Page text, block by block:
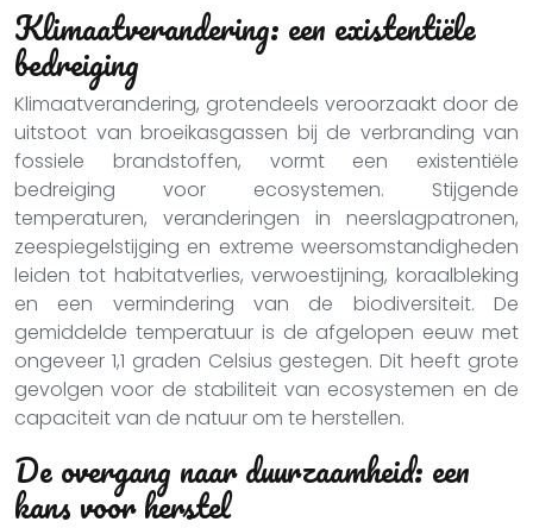
Klimaatverandering: een existentiële
bedreiging
Klimaatverandering, grotendeels veroorzaakt door de
uitstoot van broeikasgassen bij de verbranding van
fossiele brandstoffen, vormt een existentiële
bedreiging voor ecosystemen. Stijgende
temperaturen, veranderingen in neerslagpatronen,
zeespiegelstijging en extreme weersomstandigheden
leiden tot habitatverlies, verwoestijning, koraalbleking
en een vermindering van de biodiversiteit. De
gemiddelde temperatuur is de afgelopen eeuw met
ongeveer 1,1 graden Celsius gestegen. Dit heeft grote
gevolgen voor de stabiliteit van ecosystemen en de
capaciteit van de natuur om te herstellen.
De overgang naar duurzaamheid: een
kans voor herstel